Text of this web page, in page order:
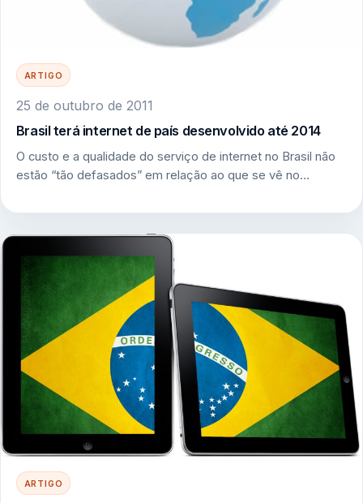
ARTIGO
25 de outubro de 2011
Brasil terá internet de país desenvolvido até 2014
O custo e a qualidade do serviço de internet no Brasil não
estão “tão defasados” em relação ao que se vê no…
ARTIGO